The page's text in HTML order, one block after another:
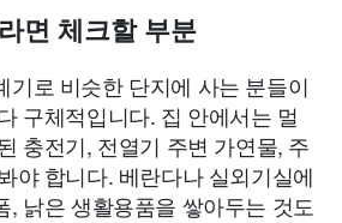
면 체크할 부분
기로 비슷한 단지에 사는 분들이
구체적입니다. 집 안에서는 멀
충전기, 전열기 주변 가연물, 주
야 합니다. 베란다나 실외기실에
, 낡은 생활용품을 쌓아두는 것도